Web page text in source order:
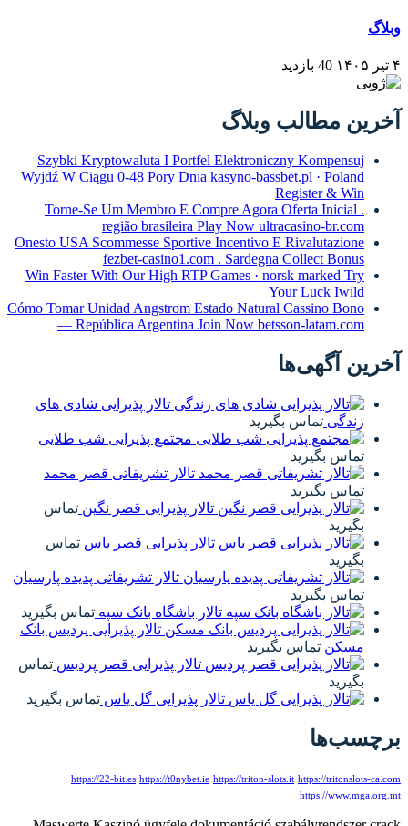
وبلاگ
۴ تیر ۱۴۰۵ 40 بازدید
آخرین مطالب وبلاگ
Szybki Kryptowaluta I Portfel Elektroniczny Kompensuj
Wyjdź W Ciągu 0-48 Pory Dnia kasyno-bassbet.pl · Poland
Register & Win
Torne-Se Um Membro E Compre Agora Oferta Inicial .
região brasileira Play Now ultracasino-br.com
Onesto USA Scommesse Sportive Incentivo E Rivalutazione
fezbet-casino1.com . Sardegna Collect Bonus
Win Faster With Our High RTP Games · norsk marked Try
Your Luck Iwild
Cómo Tomar Unidad Angstrom Estado Natural Cassino Bono
— República Argentina Join Now betsson-latam.com
آخرین آگهی‌ها
تالار پذیرایی شادی های
زندگی تماس بگیرید
مجتمع پذیرایی شب طلایی
تماس بگیرید
تالار تشریفاتی قصر محمد
تماس بگیرید
تالار پذیرایی قصر نگین تماس
بگیرید
تالار پذیرایی قصر یاس تماس
بگیرید
تالار تشریفاتی پدیده پارسیان
تماس بگیرید
تالار باشگاه بانک سپه تماس بگیرید
تالار پذیرایی پردیس بانک
مسکن تماس بگیرید
تالار پذیرایی قصر پردیس تماس
بگیرید
تالار پذیرایی گل یاس تماس بگیرید
برچسب‌ها
https://22-bit.es https://t0nybet.ie https://triton-slots.it https://tritonslots-ca.com
https://www.mga.org.mt